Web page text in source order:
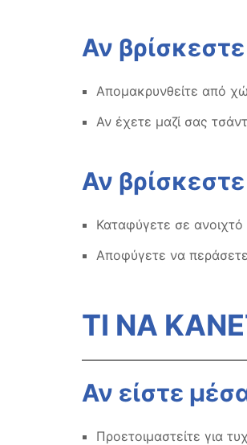
Αν
Απομακρυνθείτε από
Αν έχετε μαζί σας
Αν
Καταφύγετε σε
Αποφύγετε να
ΤΙ ΝΑ
Αν είστε
Προετοιμαστείτε για